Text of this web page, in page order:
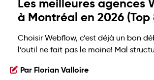
Les meilleures agences
à Montréal en 2026 (Top
Choisir Webflow, c’est déjà un bon
l’outil ne fait pas le moine! Mal
maintenir. Un site qui performe, se
Par Florian Valloire